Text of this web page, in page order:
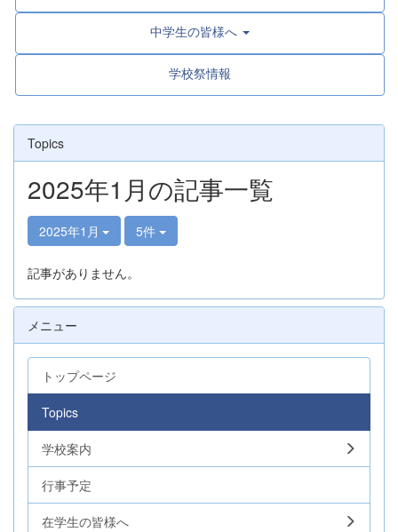
中学生の皆様へ
学校祭情報
Topics
2025年1月の記事一覧
2025年1月 5件
記事がありません。
メニュー
トップページ
Topics
学校案内
行事予定
在学生の皆様へ